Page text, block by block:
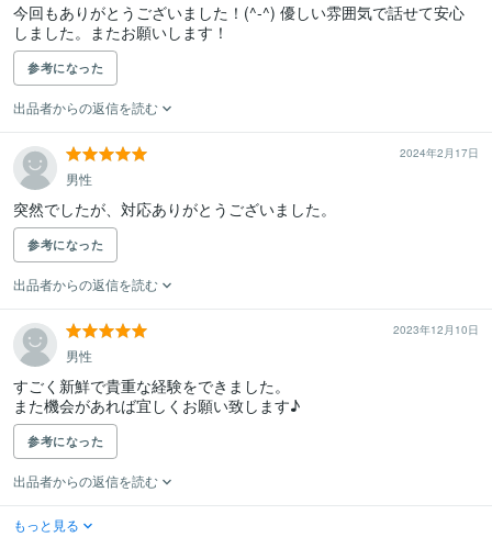
今回もありがとうございました！(^-^) 優しい雰囲気で話せて安心
しました。またお願いします！
参考になった
出品者からの返信を読む
2024年2月17日
男性
突然でしたが、対応ありがとうございました。
参考になった
出品者からの返信を読む
2023年12月10日
男性
すごく新鮮で貴重な経験をできました。
参考になった
出品者からの返信を読む
もっと見る